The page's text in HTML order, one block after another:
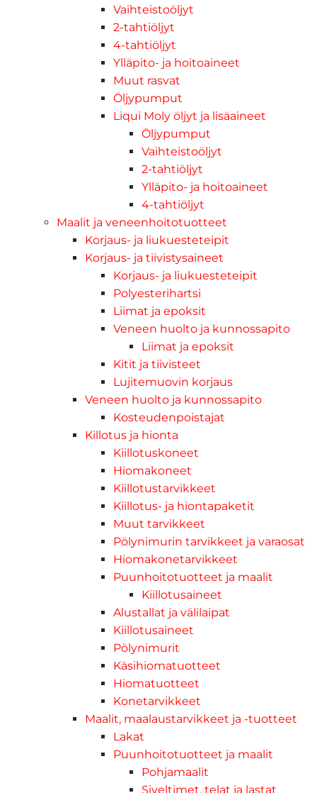
Vaihteistoöljyt
2-tahtiöljyt
4-tahtiöljyt
Ylläpito- ja hoitoaineet
Muut rasvat
Öljypumput
Liqui Moly öljyt ja lisäaineet
Öljypumput
Vaihteistoöljyt
2-tahtiöljyt
Ylläpito- ja hoitoaineet
4-tahtiöljyt
Maalit ja veneenhoitotuotteet
Korjaus- ja liukuesteteipit
Korjaus- ja tiivistysaineet
Korjaus- ja liukuesteteipit
Polyesterihartsi
Liimat ja epoksit
Veneen huolto ja kunnossapito
Liimat ja epoksit
Kitit ja tiivisteet
Lujitemuovin korjaus
Veneen huolto ja kunnossapito
Kosteudenpoistajat
Killotus ja hionta
Kiillotuskoneet
Hiomakoneet
Kiillotustarvikkeet
Kiillotus- ja hiontapaketit
Muut tarvikkeet
Pölynimurin tarvikkeet ja varaosat
Hiomakonetarvikkeet
Puunhoitotuotteet ja maalit
Kiillotusaineet
Alustallat ja välilaipat
Kiillotusaineet
Pölynimurit
Käsihiomatuotteet
Hiomatuotteet
Konetarvikkeet
Maalit, maalaustarvikkeet ja -tuotteet
Lakat
Puunhoitotuotteet ja maalit
Pohjamaalit
Siveltimet, telat ja lastat